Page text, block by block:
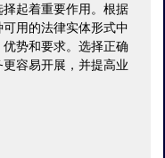
起着重要作用。根据
用的法律实体形式中
势和要求。选择正确
容易开展，并提高业